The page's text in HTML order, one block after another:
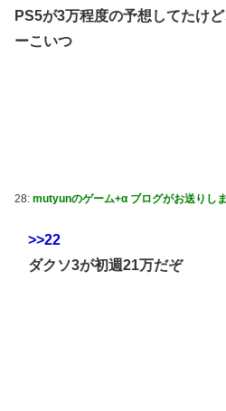
PS5が3万程度の予想してたけ
ーこいつ
28: mutyunのゲーム+α ブログがお送りしま
>>22
ダクソ3が初週21万だぞ